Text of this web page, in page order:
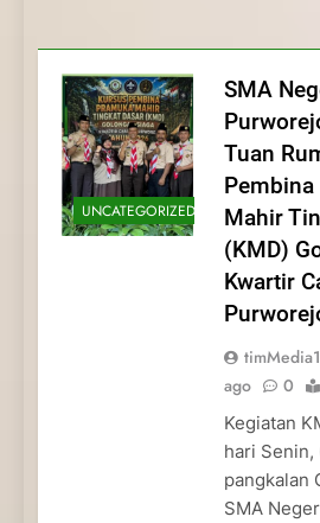
dan Pengabdian
Pramuka
Pramuka
Kepedulian
UNCATEGORIZED
SMA
Tuan
Mahir
(KMD)
Kwartir
ago
0
Kegiatan
hari
pangkalan
SMA